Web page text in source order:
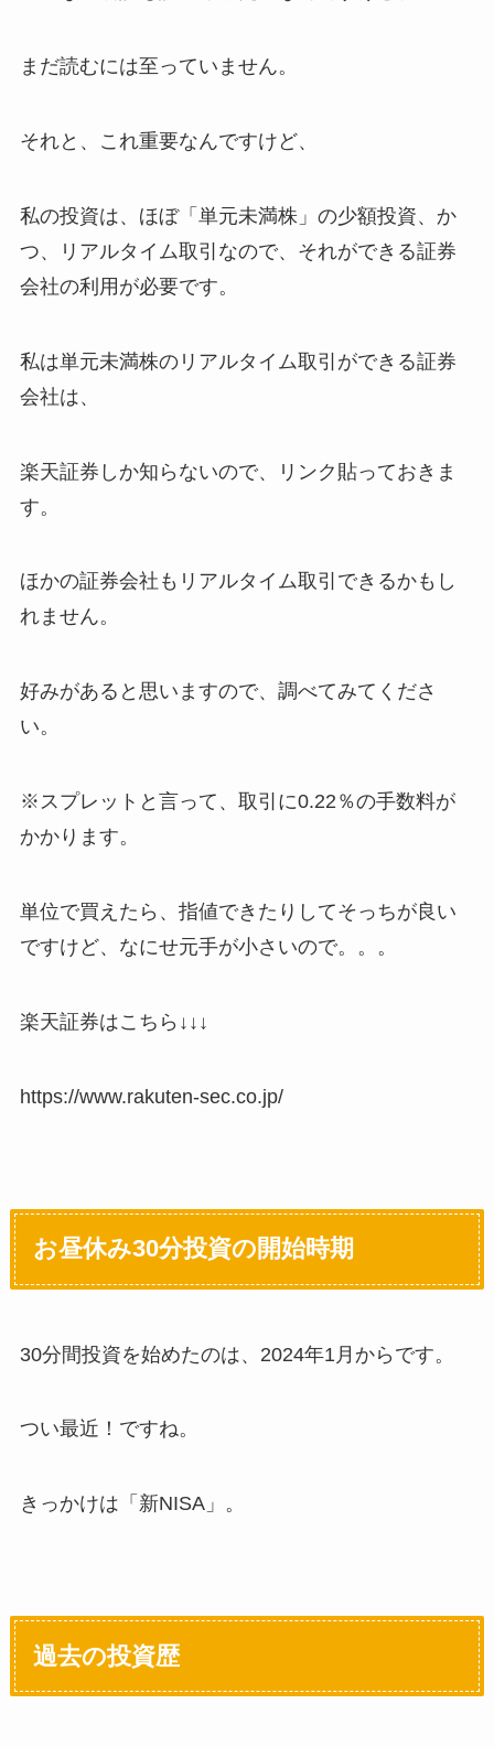
まだ読むには至っていません。
それと、これ重要なんですけど、
私の投資は、ほぼ「単元未満株」の少額投資、か
つ、リアルタイム取引なので、それができる証券
会社の利用が必要です。
私は単元未満株のリアルタイム取引ができる証券
会社は、
楽天証券しか知らないので、リンク貼っておきま
す。
ほかの証券会社もリアルタイム取引できるかもし
れません。
好みがあると思いますので、調べてみてくださ
い。
※スプレットと言って、取引に0.22％の手数料が
かかります。
単位で買えたら、指値できたりしてそっちが良い
ですけど、なにせ元手が小さいので。。。
楽天証券はこちら↓↓↓
https://www.rakuten-sec.co.jp/
お昼休み30分投資の開始時期
30分間投資を始めたのは、2024年1月からです。
つい最近！ですね。
きっかけは「新NISA」。
過去の投資歴